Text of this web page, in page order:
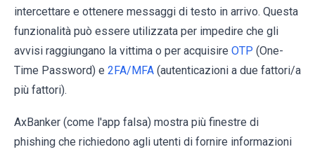
intercettare e ottenere messaggi di testo in arrivo. Questa
funzionalità può essere utilizzata per impedire che gli
avvisi raggiungano la vittima o per acquisire OTP (One-
Time Password) e 2FA/MFA (autenticazioni a due fattori/a
più fattori).
AxBanker (come l'app falsa) mostra più finestre di
phishing che richiedono agli utenti di fornire informazioni